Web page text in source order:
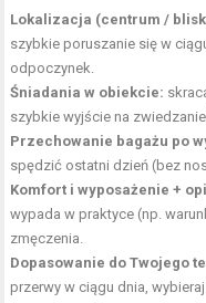
Lokalizacja (centrum /
szybkie poruszanie się w
odpoczynek.
Śniadania w obiekcie:
szybkie wyjście na zwiedzanie.
Przechowanie bagażu po
spędzić ostatni dzień (bez
Komfort i wyposażenie +
wypada w praktyce (np.
zmęczenia.
Dopasowanie do Twojego
przerwy w ciągu dnia,